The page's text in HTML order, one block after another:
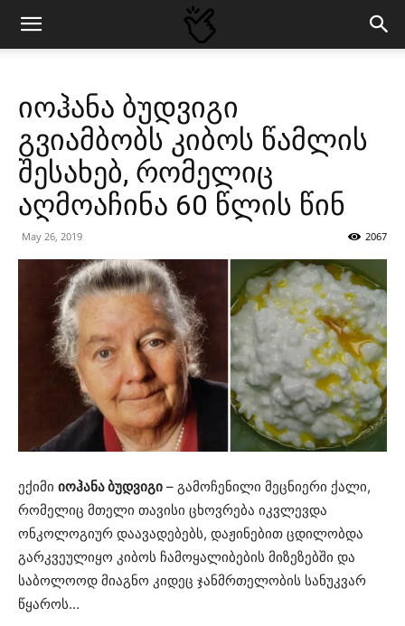
იოჰანა ბუდვიგი
გვიამბობს კიბოს წამლის
შესახებ, რომელიც
აღმოაჩინა 60 წლის წინ
May 26, 2019 2067
ექიმი იოჰანა ბუდვიგი – გამოჩენილი მეცნიერი ქალი,
რომელიც მთელი თავისი ცხოვრება იკვლევდა
ონკოლოგიურ დაავადებებს, დაჟინებით ცდილობდა
გარკვეულიყო კიბოს ჩამოყალიბების მიზეზებში და
საბოლოოდ მიაგნო კიდეც ჯანმრთელობის სანუკვარ
წყაროს…